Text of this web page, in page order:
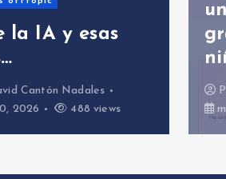
web de puzzles
para que los
jueguen online
David Cantón Nadales
16, 2026
2287 views